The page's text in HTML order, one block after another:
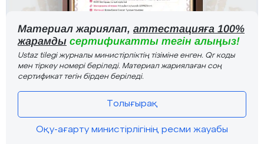
Материал жариялап, аттестацияға 100%
жарамды сертификатты тегін алыңыз!
Ustaz tilegi журналы министірліктің тізіміне енген. Qr коды
мен тіркеу номері беріледі. Материал жариялаған соң
сертификат тегін бірден беріледі.
Толығырақ
Оқу-ағарту министірлігінің ресми жауабы